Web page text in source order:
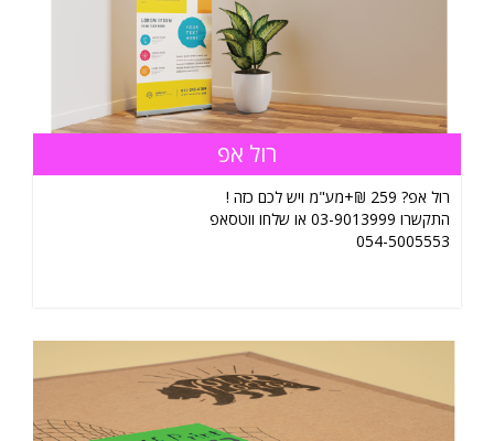
רול אפ
רול אפ? 259 ₪+מע"מ ויש לכם כזה !
התקשרו 03-9013999 או שלחו ווטסאפ
054-5005553